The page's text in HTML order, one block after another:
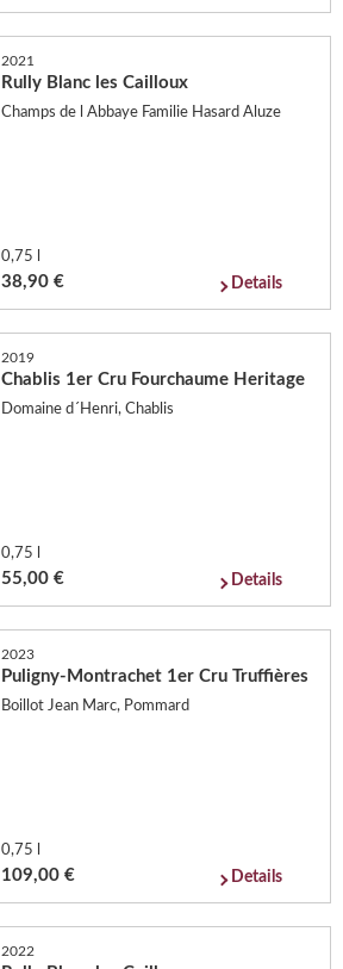
2021
Rully Blanc les Cailloux
Champs de l Abbaye Familie Hasard Aluze
0,75 l
38,90 € Details
2019
Chablis 1er Cru Fourchaume Heritage
Domaine d´Henri, Chablis
0,75 l
55,00 € Details
2023
Puligny-Montrachet 1er Cru Truffières
Boillot Jean Marc, Pommard
0,75 l
109,00 € Details
2022